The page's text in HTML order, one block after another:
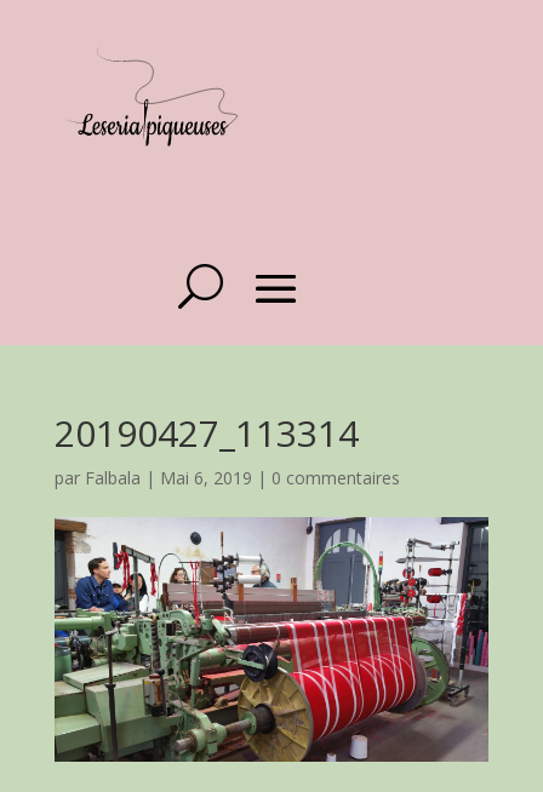
20190427_113314
par Falbala | Mai 6, 2019 | 0 commentaires